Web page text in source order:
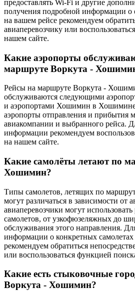
предоставлять Wi-Fi и другие
получения подробной информации о
на вашем рейсе рекомендуем
авиаперевозчику или
нашем сайте.
Какие аэропорты
маршруте Воркута -
Рейсы на маршруте Воркута -
обслуживаются следующими
и аэропортами Хошимин в
аэропорты отправления и прибытия
авиакомпании и выбранного рейса.
информации рекомендуем
на нашем сайте.
Какие самолёты летают по
Хошимин?
Типы самолетов, летящих по
могут различаться в зависимости от
авиаперевозчики могут
самолетов, от узкофюзеляжных до
обслуживания этого направления.
информации о конкретных
рекомендуем обратиться
или воспользоваться функцией
Какие есть стыковочные
Воркута - Хошимин?